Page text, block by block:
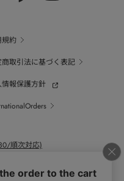
約
取引法に基づく表記
報保護方針
順次対応)
10：30～18：00）
ー